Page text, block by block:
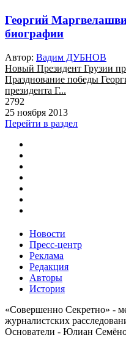
Георгий
биографии
Автор: Вадим ДУБНОВ
Новый Президент Грузии
Празднование победы
президента Г...
2792
25 ноября 2013
Перейти в раздел
Новости
Пресс-центр
Реклама
Редакция
Авторы
История
«Совершенно Секретно» -
журналистских
Основатели - Юлиан